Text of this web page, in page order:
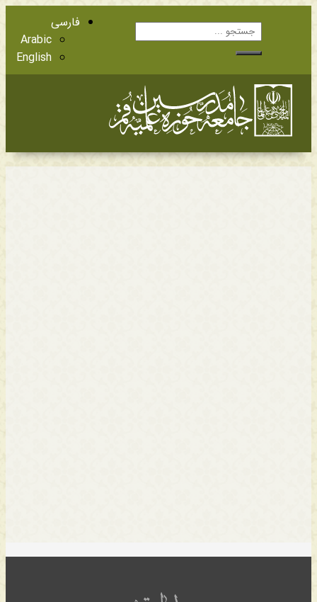
فارسی
Arabic
English